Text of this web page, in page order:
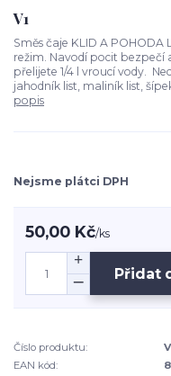
V1
Směs čaje KLID A
režim. Navodí pocit bezpečí
přelijete 1/4 l vroucí vody.
jahodník list, maliník list,
popis
Nejsme plátci DPH
50,00 Kč/ks
Přidat
Číslo produktu:
EAN kód: